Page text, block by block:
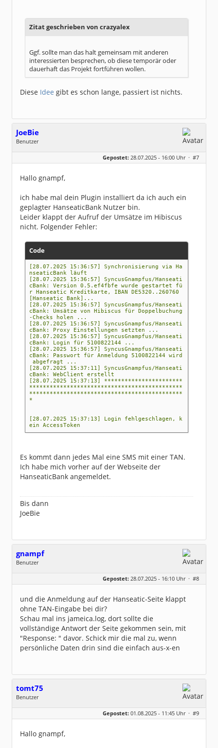
Zitat geschrieben von crazyalex
Ggf. sollte man das halt gemeinsam mit anderen
interessierten besprechen, ob diese temporär oder
dauerhaft das Projekt fortführen wollen.
Diese Idee gibt es schon lange, passiert ist nichts.
JoeBie
Benutzer
Geschlecht:
Dabei seit:
07 / 2025
Gepostet: 28.07.2025 - 16:00 Uhr · #7
Hallo gnampf,
ich habe mal dein Plugin installiert da ich auch ein
geplagter HanseaticBank Nutzer bin.
Leider klappt der Aufruf der Umsätze im Hibiscus
nicht. Folgender Fehler:
Code
[28.07.2025 15:36:57] Synchronisierung via Ha
nseaticBank läuft
[28.07.2025 15:36:57] SyncusGnampfus/Hanseati
cBank: Version 0.5.ef4fbfe wurde gestartet fü
r Hanseatic Kreditkarte, IBAN DE5320..260760
[Hanseatic Bank]...
[28.07.2025 15:36:57] SyncusGnampfus/Hanseati
cBank: Umsätze von Hibiscus für Doppelbuchung
-Checks holen ...
[28.07.2025 15:36:57] SyncusGnampfus/Hanseati
cBank: Proxy Einstellungen setzten ...
[28.07.2025 15:36:57] SyncusGnampfus/Hanseati
cBank: Login für 5100822144 ...
[28.07.2025 15:36:57] SyncusGnampfus/Hanseati
cBank: Passwort für Anmeldung 5100822144 wird
abgefragt ...
[28.07.2025 15:37:11] SyncusGnampfus/Hanseati
cBank: WebClient erstellt
[28.07.2025 15:37:13] ***********************
*********************************************
*********************************************
*
[28.07.2025 15:37:13] Login fehlgeschlagen, k
ein AccessToken
Es kommt dann jedes Mal eine SMS mit einer TAN.
Ich habe mich vorher auf der Webseite der
HanseaticBank angemeldet.
Bis dann
JoeBie
gnampf
Benutzer
Dabei seit:
07 / 2025
Gepostet: 28.07.2025 - 16:10 Uhr · #8
und die Anmeldung auf der Hanseatic-Seite klappt
ohne TAN-Eingabe bei dir?
Schau mal ins jameica.log, dort sollte die
vollständige Antwort der Seite gekommen sein, mit
"Response: " davor. Schick mir die mal zu, wenn
persönliche Daten drin sind die einfach aus-x-en
tomt75
Benutzer
Geschlecht:
keine Angabe
Dabei seit:
08 / 2025
Gepostet: 01.08.2025 - 11:45 Uhr · #9
Hallo gnampf,